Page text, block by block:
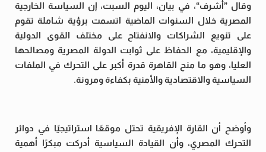
وقال ”أشرف“، في بيان، اليوم السبت، إن السياسة الخارجية
المصرية خلال السنوات الماضية اتسمت برؤية شاملة تقوم
على تنويع الشراكات والانفتاح على مختلف القوى الدولية
والإقليمية، مع الحفاظ على ثوابت الدولة المصرية ومصالحها
العليا، وهو ما منح القاهرة قدرة أكبر على التحرك في الملفات
السياسية والاقتصادية والأمنية بكفاءة ومرونة.
وأوضح أن القارة الإفريقية تحتل موقعًا استراتيجيًا في دوائر
التحرك المصري، وأن القيادة السياسية أدركت مبكرًا أهمية